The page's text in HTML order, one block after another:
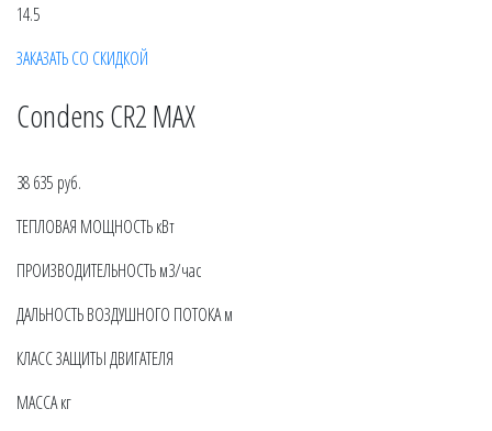
14.5
ЗАКАЗАТЬ СО СКИДКОЙ
Condens CR2 MAX
38 635 руб.
ТЕПЛОВАЯ МОЩНОСТЬ кВт
ПРОИЗВОДИТЕЛЬНОСТЬ м3/час
ДАЛЬНОСТЬ ВОЗДУШНОГО ПОТОКА м
КЛАСС ЗАЩИТЫ ДВИГАТЕЛЯ
МАССА кг